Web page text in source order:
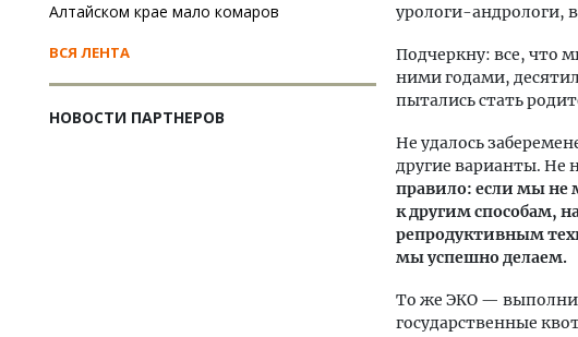
Алтайском крае мало комаров
ВСЯ ЛЕНТА
НОВОСТИ ПАРТНЕРОВ
урологи-андрологи,
Подчеркну: все, что
ними годами,
пытались стать
Не удалось
другие варианты. Не
правило: если мы не
к другим способам,
репродуктивным
мы успешно делаем.
То же ЭКО —
государственные